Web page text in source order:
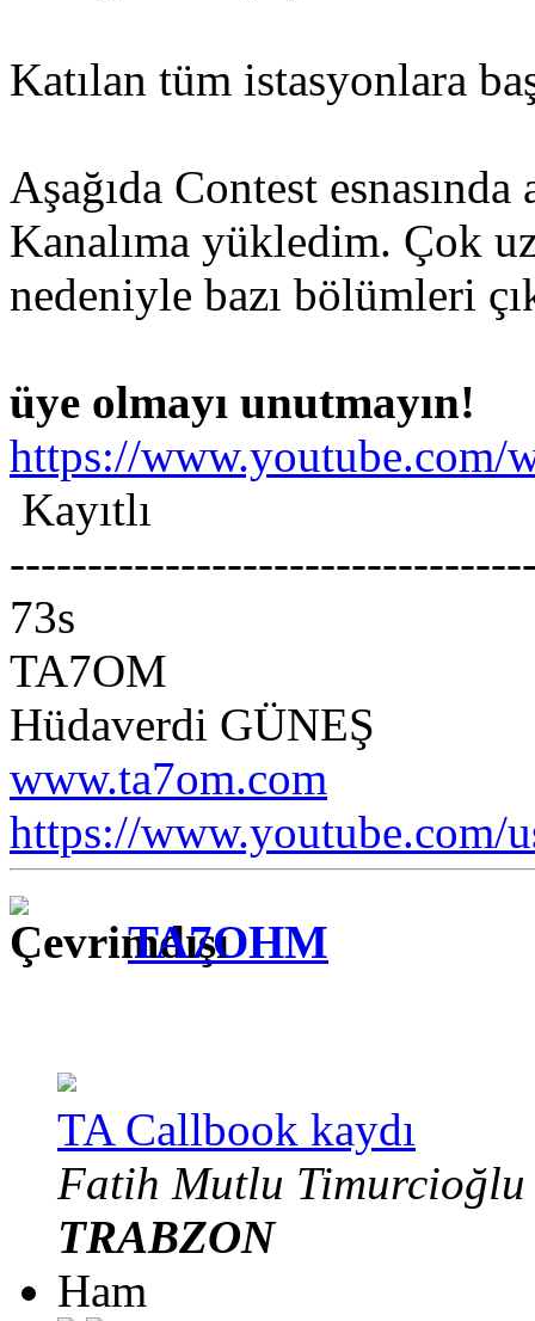
Katılan tüm istasyonlara
Aşağıda Contest
Kanalıma yükledim. Çok
nedeniyle bazı bölümleri
üye olmayı unutmayın!
https://www.youtube.com/
Kayıtlı
73s
TA7OM
Hüdaverdi GÜNEŞ
www.ta7om.com
https://www.youtube.com/
TA7OHM
TA Callbook kaydı
Fatih Mutlu Timurcioğlu
TRABZON
Ham